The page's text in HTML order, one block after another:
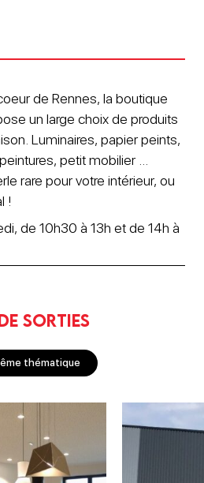
de Rennes, la boutique
un large choix de produits
Luminaires, papier peints,
petit mobilier ...
rare pour votre intérieur, ou
!
de 10h30 à 13h et de 14h à
sorties
thématique